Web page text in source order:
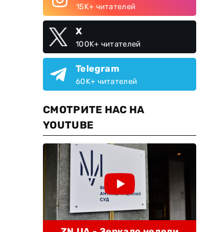
15K+ читателей
X
100K+ читателей
Telegram
60K+ читателей
СМОТРИТЕ НАС НА
YOUTUBE